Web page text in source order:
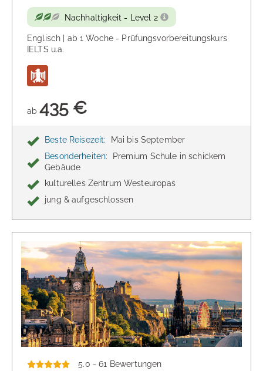
Nachhaltigkeit - Level 2
Englisch | ab 1 Woche - Prüfungsvorbereitungskurs
IELTS u.a.
ab435 €
Beste Reisezeit:
Mai bis September
Besonderheiten:
Premium Schule in schickem
Gebäude
kulturelles Zentrum Westeuropas
jung & aufgeschlossen
5.0 - 61 Bewertungen